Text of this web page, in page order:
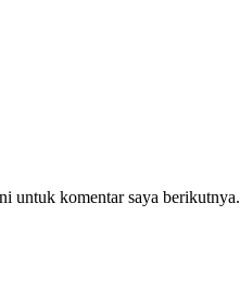
untuk komentar saya berikutnya.